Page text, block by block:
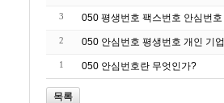
3 050 평생번호 팩스번호 안심번호
2 050 안심번호 평생번호 개인 기
1 050 안심번호란 무엇인가?
목록